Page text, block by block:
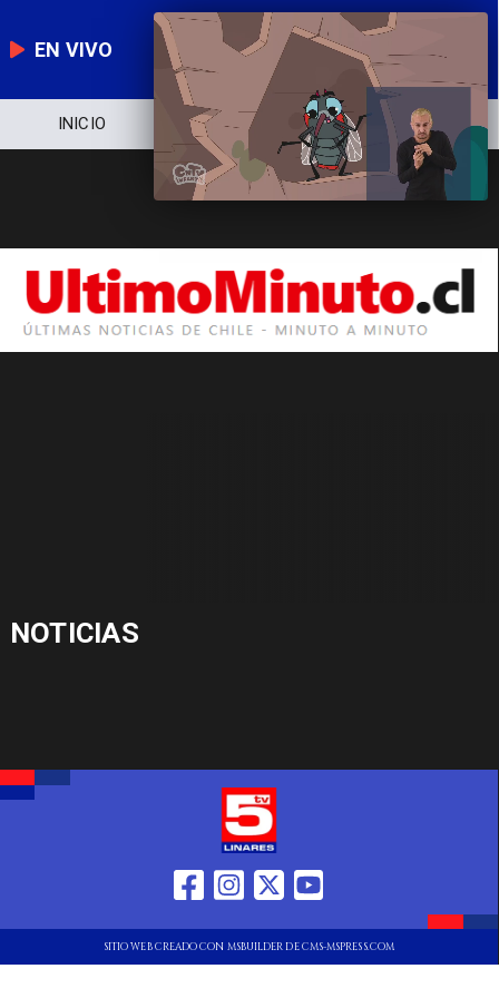
EN VIVO
INICIO NOTICIERO POLÍTICA
NOTICIAS
SITIO WEB CREADO CON MSBUILDER DE CMS-MSPRESS.COM